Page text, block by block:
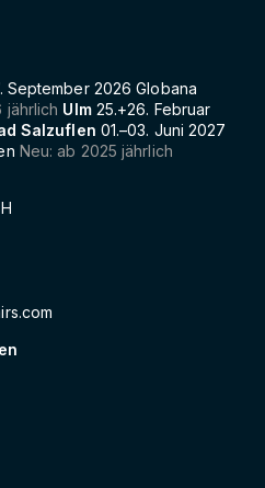
September 2026 Globana
jährlich Ulm25.+26. Februar
Salzuflen 01.–03. Juni 2027
Neu: ab 2025 jährlich